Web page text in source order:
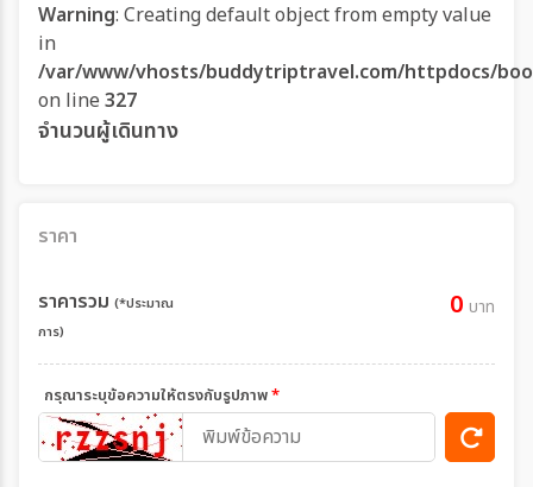
Warning: Creating default object from empty value
in
/var/www/vhosts/buddytriptravel.com/httpdocs/
on line 327
จำนวนผู้เดินทาง
ราคา
ราคารวม (*ประมาณ
การ)
0 บาท
กรุณาระบุข้อความให้ตรงกับรูปภาพ*